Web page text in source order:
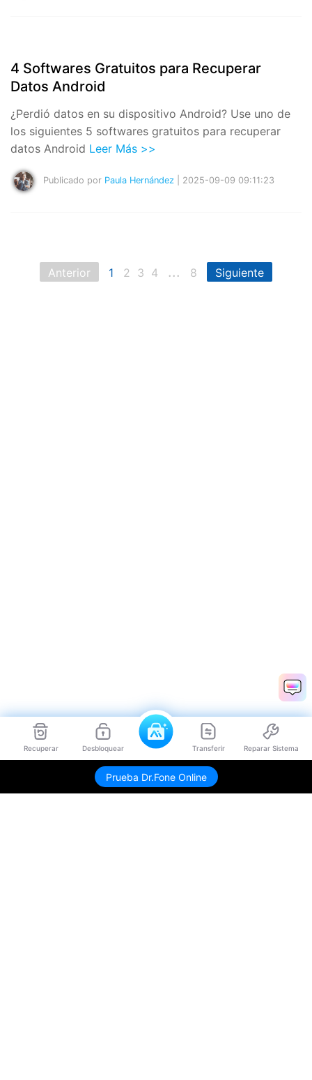
Recuperar Desbloquear Transferir Reparar Sistema
Prueba Dr.Fone Online
4 Softwares Gratuitos para Recuperar
Datos Android
¿Perdió datos en su dispositivo Android? Use uno de
los siguientes 5 softwares gratuitos para recuperar
datos Android Leer Más >>
Publicado por Paula Hernández | 2025-09-09 09:11:23
Anterior 1 2 3 4 ... 8 Siguiente